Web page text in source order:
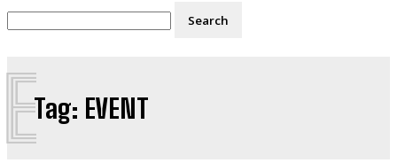
Tag: EVENT
E